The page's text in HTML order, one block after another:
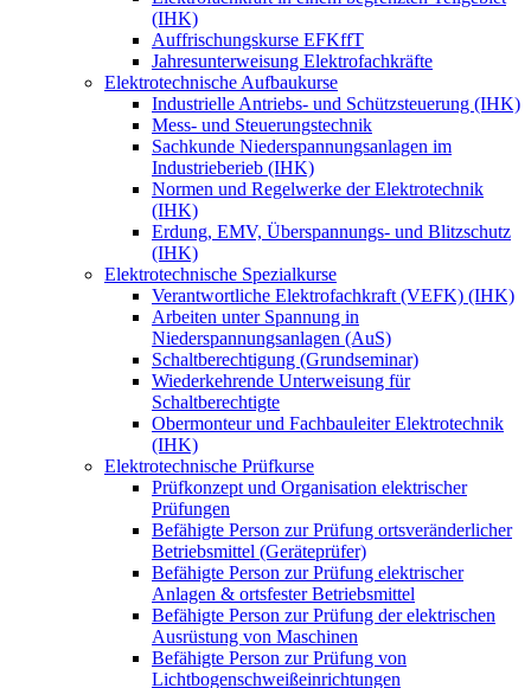
(IHK)
Auffrischungskurse EFKffT
Jahresunterweisung Elektrofachkräfte
Elektrotechnische Aufbaukurse
Industrielle Antriebs- und Schützsteuerung (IHK)
Mess- und Steuerungstechnik
Sachkunde Niederspannungsanlagen im
Industrieberieb (IHK)
Normen und Regelwerke der Elektrotechnik
(IHK)
Erdung, EMV, Überspannungs- und Blitzschutz
(IHK)
Elektrotechnische Spezialkurse
Verantwortliche Elektrofachkraft (VEFK) (IHK)
Arbeiten unter Spannung in
Niederspannungsanlagen (AuS)
Schaltberechtigung (Grundseminar)
Wiederkehrende Unterweisung für
Schaltberechtigte
Obermonteur und Fachbauleiter Elektrotechnik
(IHK)
Elektrotechnische Prüfkurse
Prüfkonzept und Organisation elektrischer
Prüfungen
Befähigte Person zur Prüfung ortsveränderlicher
Betriebsmittel (Geräteprüfer)
Befähigte Person zur Prüfung elektrischer
Anlagen & ortsfester Betriebsmittel
Befähigte Person zur Prüfung der elektrischen
Ausrüstung von Maschinen
Befähigte Person zur Prüfung von
Lichtbogenschweißeinrichtungen